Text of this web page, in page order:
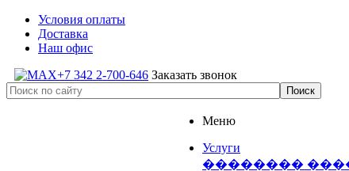
Условия оплаты
Доставка
Наш офис
+7 342 2-700-646 Заказать звонок
Меню
Услуги
��������